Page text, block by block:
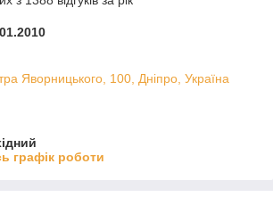
Яворницького, 100, Дніпро, Україна
графік роботи